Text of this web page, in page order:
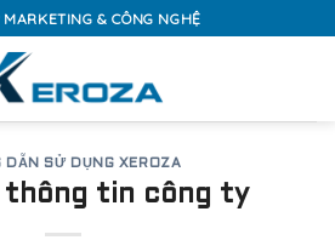
& CÔNG NGHỆ
DẪN SỬ DỤNG XEROZA
thông tin công ty